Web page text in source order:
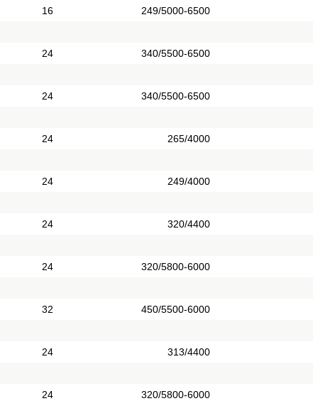
16 249/5000-6500
24 340/5500-6500
24 340/5500-6500
24 265/4000
24 249/4000
24
320/4400
24 320/5800-6000
32 450/5500-6000
24 313/4400
24 320/5800-6000